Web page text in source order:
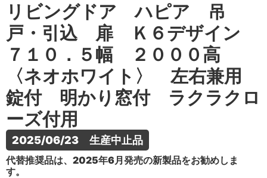
リビングドア ハピア 吊
戸・引込 扉 Ｋ６デザイン
７１０．５幅 ２０００高
〈ネオホワイト〉 左右兼用
錠付 明かり窓付 ラクラクロ
ーズ付用
2025/06/23　生産中止品
代替推奨品は、2025年6月発売の新製品をお勧めしま
す。